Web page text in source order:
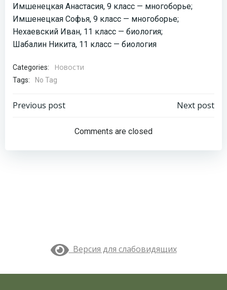
Имшенецкая Анастасия, 9 класс — многоборье;
Имшенецкая Софья, 9 класс — многоборье;
Нехаевский Иван, 11 класс — биология;
Шабалин Никита, 11 класс — биология
Categories: Новости
Tags: No Tag
Навигация
записям
Previous post
Навигация
по
записям
Next post
Comments are closed
Версия для слабовидящих